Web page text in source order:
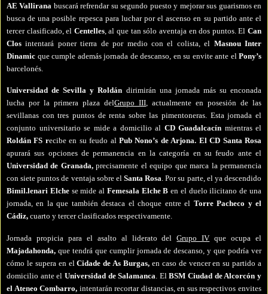
AE Vallirana buscará refrendar su segundo puesto y mejorar sus guarismos en
busca de una posible repesca para luchar por el ascenso en su partido ante el
tercer clasificado, el Centelles, al que tan sólo aventaja en dos puntos. ElCan
Clos intentará poner tierra de por medio con el colista, el Masnou Inter
Dinamic que cumple además jornada de descanso, en su envite ante el Pony’s
barcelonés.
Universidad de Sevilla y Roldán dirimirán una jornada más su enconada
lucha por la primera plaza delGrupo III, actualmente en posesión de las
sevillanas con tres puntos de renta sobre las pimentoneras. Esta jornada el
conjunto universitario se mide a domicilio al CD Guadalcacín mientras el
Roldán FS recibe en su feudo alPub Nono’s de Arjona. El CD Santa Rosa
apurará sus opciones de permanencia en la categoría en su feudo ante el
Universidad de Granada,precisamente el equipo que marca la permanencia
con siete puntos de ventaja sobre el Santa Rosa. Por su parte, el ya descendido
Bimil.lenari Elchese mide al Femesala Elche Ben el duelo ilicitano de una
jornada, en la que también destaca el choque entre el Torre Pacheco y el
Cádiz, cuarto y tercer clasificados respectivamente.
Jornada propicia para el asalto al liderato delGrupo IV que ocupa el
Majadahonda, que tendrá que cumplir jornada de descanso, y que podría ver
cómo le supera en elCidade de As Burgas, en caso de vencer en su partido a
domicilio ante el Universidad de Salamanca. ElBSM Ciudad de Alcorcón y
el Ateneo Combarro, intentarán recortar distancias, en sus respectivos envites